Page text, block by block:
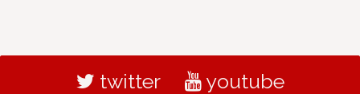
twitter youtube